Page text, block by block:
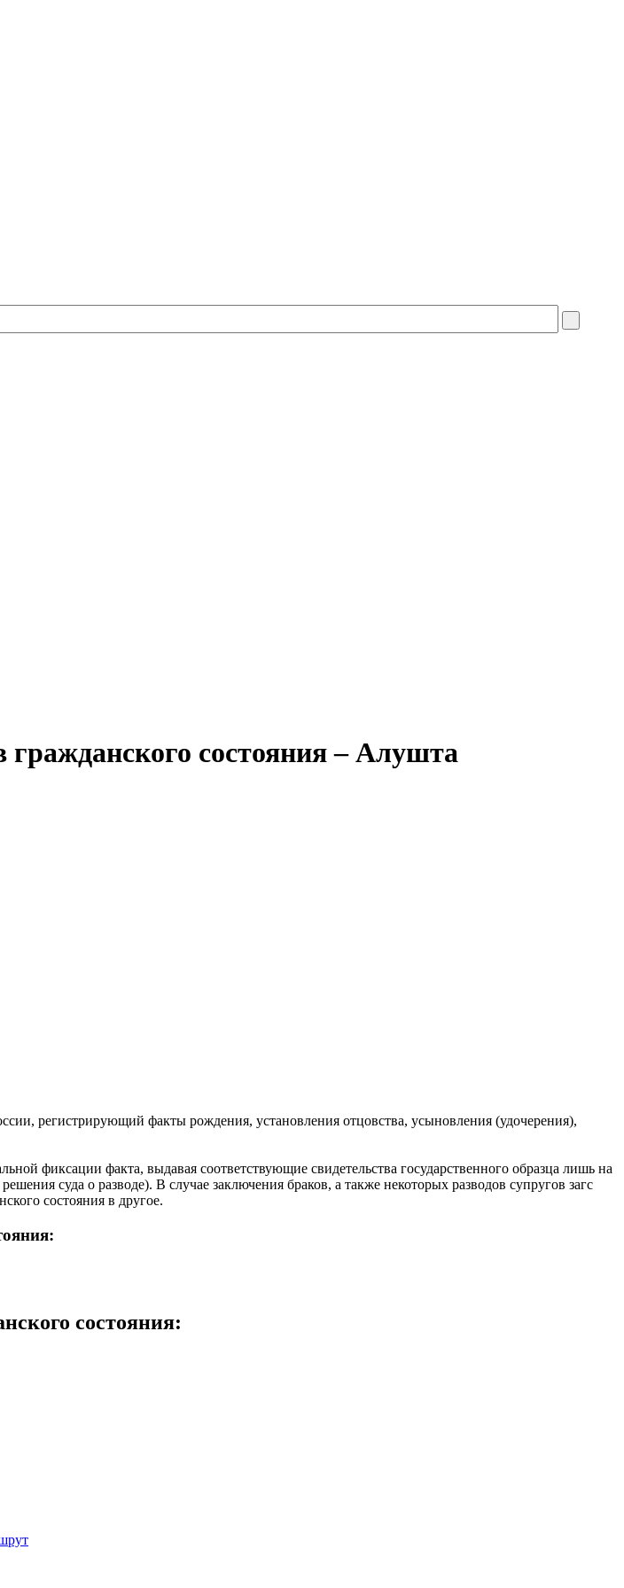
состояния – Алушта
регистрирующий факты рождения, установления отцовства, усыновления (удочерения),
фиксации факта, выдавая соответствующие свидетельства государственного образца лишь на
суда о разводе). В случае заключения браков, а также некоторых разводов супругов загс
состояния в другое.
состояния: